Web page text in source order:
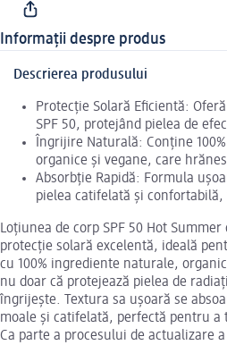
Informații despre produs
Descrierea produsului
Protecție Solară Eficientă:
SPF 50, protejând pielea de
Îngrijire Naturală: Conține
organice și vegane, care
Absorbție Rapidă: Formula
pielea catifelată și
Loțiunea de corp SPF 50 Hot
protecție solară excelentă, ideală
cu 100% ingrediente naturale,
nu doar că protejează pielea de
îngrijește. Textura sa ușoară se
moale și catifelată, perfectă pentru a
Ca parte a procesului de actualizare